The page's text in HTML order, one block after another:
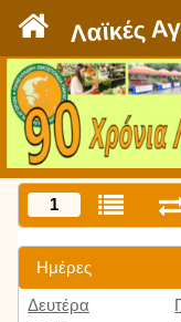
Λαϊκές
1
Ημέρες
Δευτέρα